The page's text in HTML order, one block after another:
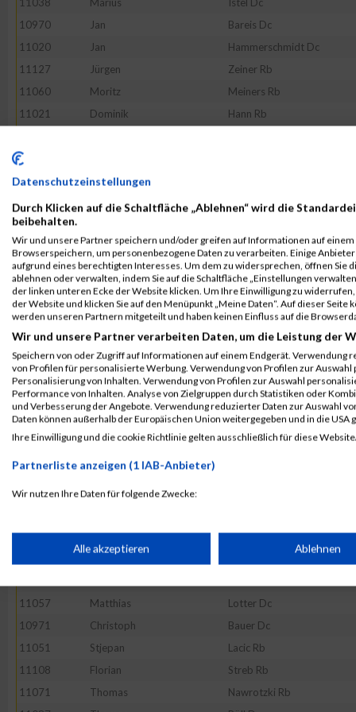
10970
Jan Bareis Dc
11020
Jan Hammerschmidt Dc
11127
Jürgen Zeiner Rb
11060
Moritz Meiners Rb
11021
Dominik Hann Rb
11114
11029
Dominik
10983
Christian Botz Dc
11041
11094
Jürgen Schönlein Rb
11070
Julius Muntau Rb
11028
Arthur Heim Rb
11054
Christian Leinauer Rb
10981
Sabine Böhm Rb
11116
Patrick Weimann Rb
11045
Thomas König Rb
11027
Roman Heidenreich Rb
11120
Michael Winter Rb
11077
Stefan
10966
Erdogan
11049
Peter Kuschkowitz Rb
Robert
11057
Matthias Lotter Dc
10971
Christoph Bauer Dc
11051
Stjepan Lacic Rb
11108
Florian Streb Rb
11071
Thomas Nawrotzki Rb
Datenschutzeinstellungen
Durch Klicken auf die Schaltfläche „Ablehnen“ wird die
beibehalten.
Wir und unsere Partner speichern und/oder greifen auf Informationen auf einem
Browserspeichern, um personenbezogene Daten zu verarbeiten. Einige
aufgrund eines berechtigten Interesses. Um dem zu widersprechen, öffnen Sie
ablehnen oder verwalten, indem Sie auf die Schaltfläche „Einstellungen
der linken unteren Ecke der Website klicken. Um Ihre Einwilligung zu
der Website und klicken Sie auf den Menüpunkt „Meine Daten“. Auf dieser
werden unseren Partnern mitgeteilt und haben keinen Einfluss auf die
Wir und unsere Partner verarbeiten Daten, um die Leistung der
Speichern von oder Zugriff auf Informationen auf einem Endgerät. Verwendung
von Profilen für personalisierte Werbung. Verwendung von Profilen zur
Personalisierung von Inhalten. Verwendung von Profilen zur Auswahl
Performance von Inhalten. Analyse von Zielgruppen durch Statistiken oder
und Verbesserung der Angebote. Verwendung reduzierter Daten zur Auswahl
Daten können außerhalb der Europäischen Union weitergegeben und in die USA
Ihre Einwilligung und die cookie Richtlinie gelten ausschließlich für diese
Partnerliste anzeigen (1 IAB-Anbieter)
Wir nutzen Ihre Daten für folgende Zwecke:
Speichern von oder Zugriff auf Informationen auf einem
Erstellung von Profilen für personalisierte Werbung
Verwendung von Profilen zur Auswahl personalisierter Werbung
Alle akzeptieren Ablehnen